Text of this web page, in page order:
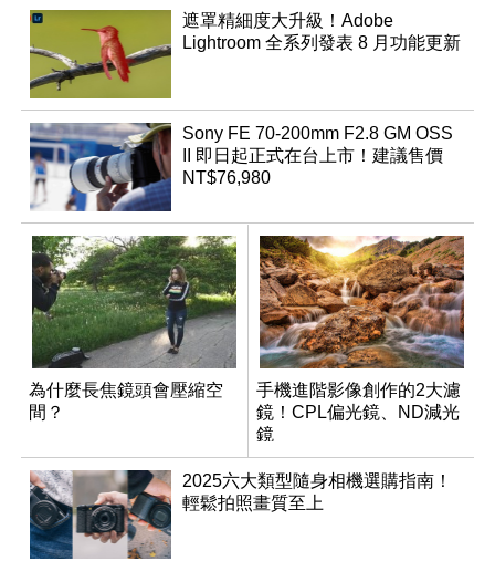
遮罩精細度大升級！Adobe
Lightroom 全系列發表 8 月功能更新
Sony FE 70-200mm F2.8 GM OSS
II 即日起正式在台上市！建議售價
NT$76,980
為什麼長焦鏡頭會壓縮空
間？
手機進階影像創作的2大濾
鏡！CPL偏光鏡、ND減光
鏡
2025六大類型隨身相機選購指南！
輕鬆拍照畫質至上